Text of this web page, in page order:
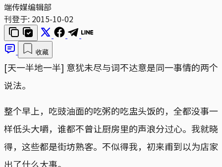
端传媒编辑部
刊登于: 2015-10-02
收藏
[天一半地一半] 意犹未尽与词不达意是同一事情的两个
说法。
整个早上，吃豉油面的吃粥的吃盅头饭的，全都没事一
样低头大嚼，谁都不曾让厨房里的声浪分过心。我就晓
得，这些都是街坊熟客。不似得我，初来甫到以为店家
出了什么大事。